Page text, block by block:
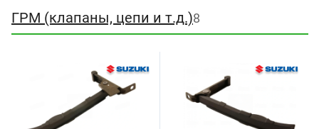
ГРМ (клапаны, цепи и т.д.)8